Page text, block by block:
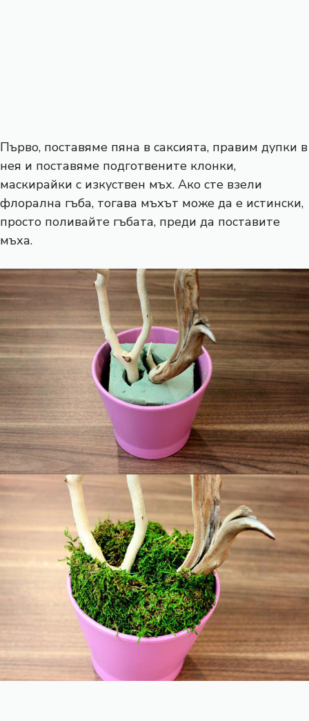
Първо, поставяме пяна в саксията, правим дупки в
нея и поставяме подготвените клонки,
маскирайки с изкуствен мъх. Ако сте взели
флорална гъба, тогава мъхът може да е истински,
просто поливайте гъбата, преди да поставите
мъха.